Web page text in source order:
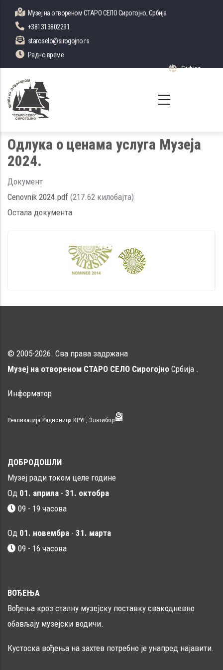
main
content
Музеј на отвореном СТАРО СЕЛО Сирогојно, Србија
+381313802291
staroselo@sirogojno.rs
Радно време
Serbian
List
Одлука о ценама услуга Музеја
2024.
Документ
Cenovnik 2024.pdf (217.62 килобајта)
Остала документа
© 2005-2026. Сва права задржана
Музеј на отвореном СТАРО СЕЛО Сирогојно Србија .
Информатор
Реализација Радионица КРУГ, Златибор
ДОБРОДОШЛИ
Музеј ради током целе године
Од 01. априла - 31. октобра
09 - 19 часова
Од 01. новембра - 31. марта
09 - 16 часовa
ВОЂЕЊА
Вођења кроз сталну музејску поставку свакодневно
обављају музејски водичи.
Кустоска вођења на захтев потребно је унапред најавити.